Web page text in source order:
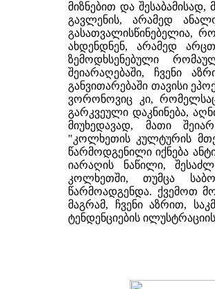
მიზნებით და
გავლენის, არამედ
გასათვალისწინებელია,
ახდენდნენ, არამედ
ზემოდხსენებული
შეიარაღებაში, ჩვენი
განვითარებაში თავისი
ვორონოვიც კი,
გარკვეული დაკნინება,
მიუხედავად, მათი
"კოლხეთის კულტურის
წარმოდგენილი იქნება
იარაღის ნაწილი,
კოლხეთში, თუმცა
წარმოადგენდა. ქვემოთ
მაგრამ, ჩვენი აზრით,
ტენდენციების